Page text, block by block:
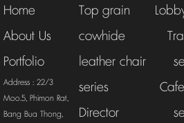
Home
About Us
Portfolio
Address : 22/3
Moo.5, Phimon Rat,
Bang Bua Thong,
Top grain
cowhide
leather chair
series
Director